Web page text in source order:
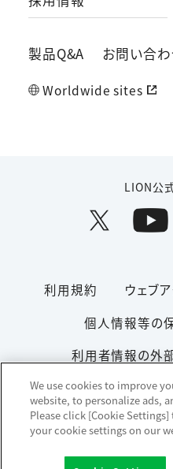
製品Q&A お問い合
Worldwide sites
LION公
利用規約
ウェブ
個人情報等の
利用者情報の外
ソーシャルメディアポ
Copyright© 1996-2026 Lion
We use cookies to improve
website, to personalize ads,
Please click [Cookie
your cookie settings on our